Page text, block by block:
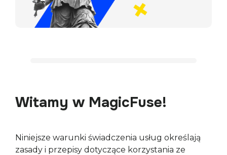
Witamy w MagicFuse!
Niniejsze warunki świadczenia usług określają
zasady i przepisy dotyczące korzystania ze